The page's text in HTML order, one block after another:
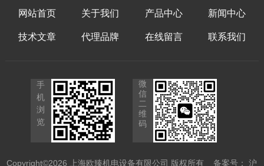
网站首页 关于我们 产品中心 新闻中心
技术文章 代理品牌 在线留言 联系我们
手
机
浏
览
微
信
二
维
码
Copyright©2026 上海欧臻机电设备有限公司 版权所有备案号： 沪